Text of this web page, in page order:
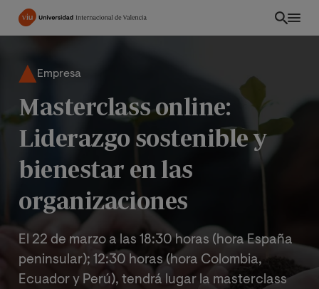
Pasar
ES
Empresa
Masterclass online:
Liderazgo sostenible y
bienestar en las
organizaciones
El 22 de marzo a las 18:30 horas (hora España
peninsular); 12:30 horas (hora Colombia,
Ecuador y Perú), tendrá lugar la masterclass